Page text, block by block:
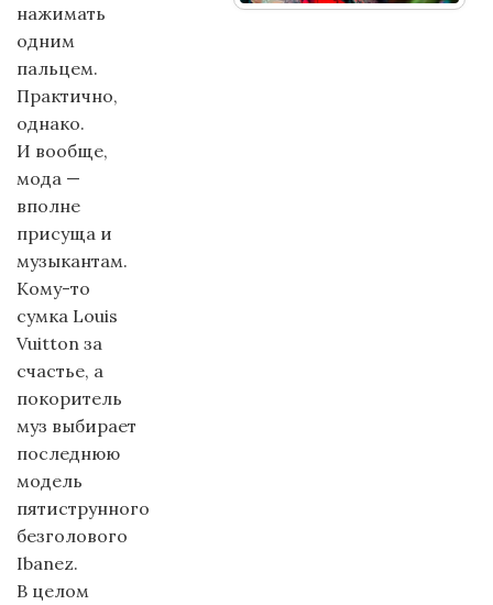
нажимать
одним
пальцем.
Практично,
однако.
И вообще,
мода —
вполне
присуща и
музыкантам.
Кому-то
сумка Louis
Vuitton за
счастье, а
покоритель
муз выбирает
последнюю
модель
пятиструнного
безголового
Ibanez.
В целом